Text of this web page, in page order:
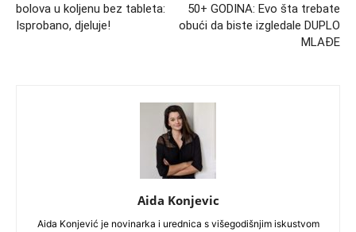
bolova u koljenu bez tableta:
Isprobano, djeluje!
50+ GODINA: Evo šta trebate
obući da biste izgledale DUPLO
MLAĐE
Aida Konjevic
Aida Konjević je novinarka i urednica s višegodišnjim iskustvom